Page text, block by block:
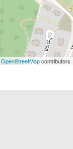
OpenStreetMapcontributors